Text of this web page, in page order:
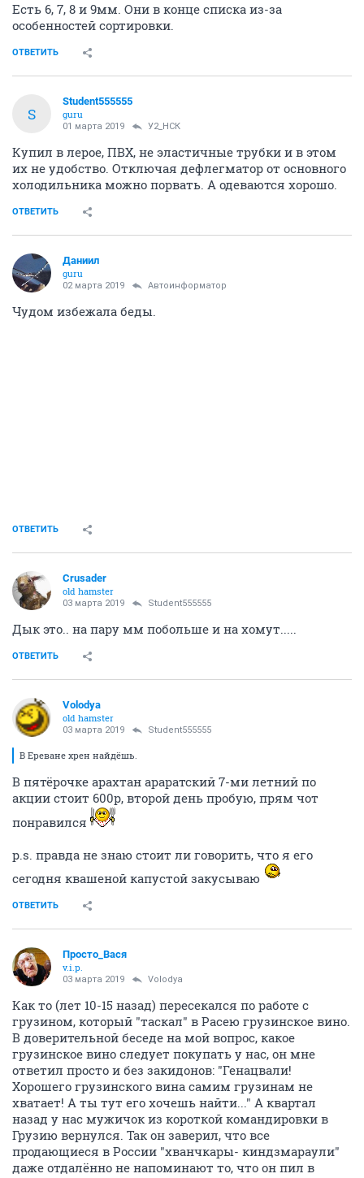
Есть 6, 7, 8 и 9мм. Они в конце списка из-за
особенностей сортировки.
ОТВЕТИТЬ
S
Student555555
guru
01 марта 2019 У2_НСК
Купил в лерое, ПВХ, не эластичные трубки и в этом
их не удобство. Отключая дефлегматор от основного
холодильника можно порвать. А одеваются хорошо.
ОТВЕТИТЬ
Даниил
guru
02 марта 2019 Автоинформатор
Чудом избежала беды.
ОТВЕТИТЬ
Crusader
old hamster
03 марта 2019 Student555555
Дык это.. на пару мм побольше и на хомут.....
ОТВЕТИТЬ
Volodya
old hamster
03 марта 2019 Student555555
В Ереване хрен найдёшь.
В пятёрочке арахтан араратский 7-ми летний по
акции стоит 600р, второй день пробую, прям чот
понравился
p.s. правда не знаю стоит ли говорить, что я его
сегодня квашеной капустой закусываю
ОТВЕТИТЬ
Просто_Вася
v.i.p.
03 марта 2019 Volodya
Как то (лет 10-15 назад) пересекался по работе с
грузином, который "таскал" в Расею грузинское вино.
В доверительной беседе на мой вопрос, какое
грузинское вино следует покупать у нас, он мне
ответил просто и без закидонов: "Генацвали!
Хорошего грузинского вина самим грузинам не
хватает! А ты тут его хочешь найти..." А квартал
назад у нас мужичок из короткой командировки в
Грузию вернулся. Так он заверил, что все
продающиеся в России "хванчкары- киндзмараули"
даже отдалённо не напоминают то, что он пил в